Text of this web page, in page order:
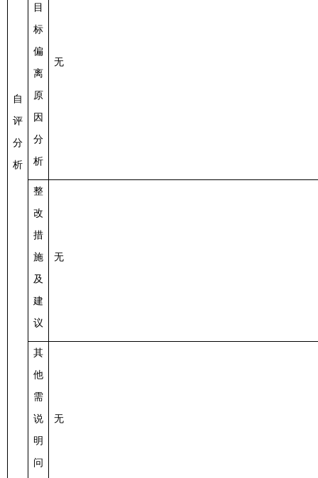
自
评
分
析
目
标
偏
离
原
因
分
析
无
整
改
措
施
及
建
议
无
其
他
需
说
明
问
无